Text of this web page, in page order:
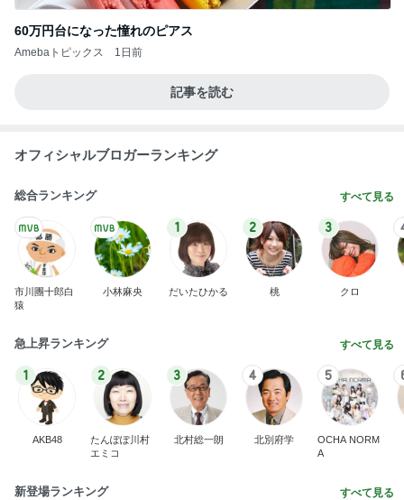
60万円台になった憧れのピアス
Amebaトピックス 1日前
記事を読む
オフィシャルブロガーランキング
総合ランキング すべて見る
市川團十郎白
猿
小林麻央
1
だいたひかる
2
桃
3
クロ
急上昇ランキング すべて見る
1
AKB48
2
たんぽぽ川村
エミコ
3
北村総一朗
4
北別府学
5
OCHA NORM
A
新登場ランキング すべて見る